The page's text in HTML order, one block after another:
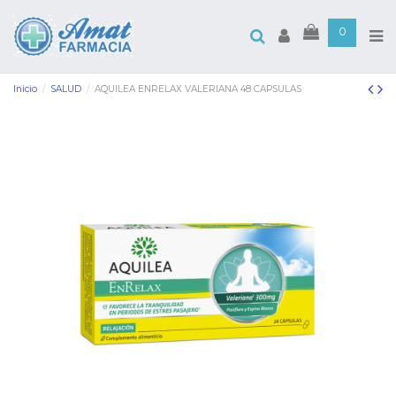
0
Inicio SALUD AQUILEA ENRELAX VALERIANA 48 CAPSULAS